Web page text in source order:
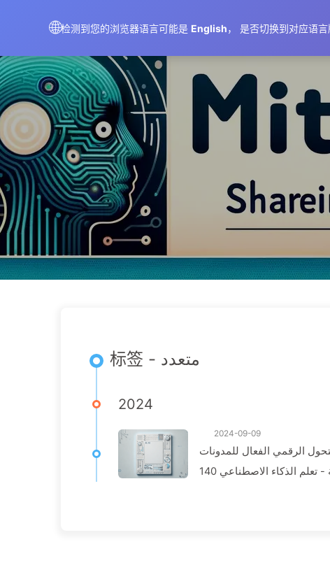
🌐检测到您的浏览器语言可能是 English， 是否切换到对应语言
AIMeticulously
标签 - متعدد
2024
2024-09-09
الرقمي الفعال للمدونات
تعلم الذكاء الاصطناعي 140